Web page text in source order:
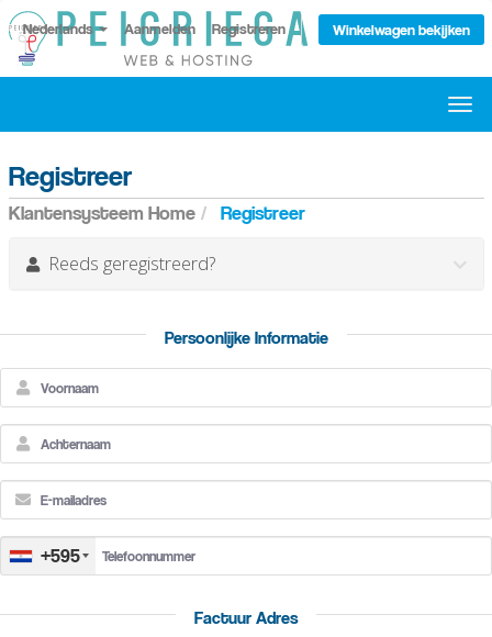
Nederlands Aanmelden Registreren Winkelwagen bekijken
in-/
Registreer
Klantensysteem Home Registreer
Reeds geregistreerd?
Persoonlijke Informatie
+595
Factuur Adres